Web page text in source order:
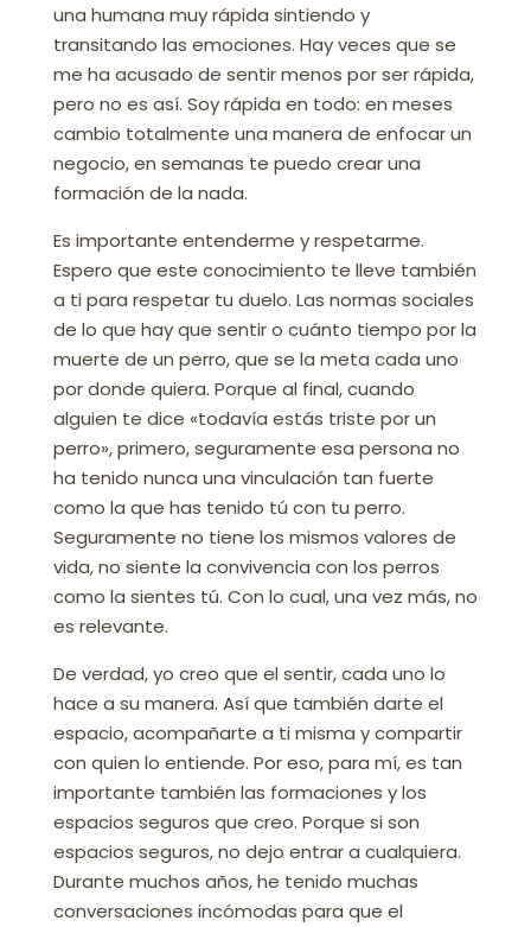
una humana muy rápida sintiendo y
transitando las emociones. Hay veces que se
me ha acusado de sentir menos por ser rápida,
pero no es así. Soy rápida en todo: en meses
cambio totalmente una manera de enfocar un
negocio, en semanas te puedo crear una
formación de la nada.
Es importante entenderme y respetarme.
Espero que este conocimiento te lleve también
a ti para respetar tu duelo. Las normas sociales
de lo que hay que sentir o cuánto tiempo por la
muerte de un perro, que se la meta cada uno
por donde quiera. Porque al final, cuando
alguien te dice «todavía estás triste por un
perro», primero, seguramente esa persona no
ha tenido nunca una vinculación tan fuerte
como la que has tenido tú con tu perro.
Seguramente no tiene los mismos valores de
vida, no siente la convivencia con los perros
como la sientes tú. Con lo cual, una vez más, no
es relevante.
De verdad, yo creo que el sentir, cada uno lo
hace a su manera. Así que también darte el
espacio, acompañarte a ti misma y compartir
con quien lo entiende. Por eso, para mí, es tan
importante también las formaciones y los
espacios seguros que creo. Porque si son
espacios seguros, no dejo entrar a cualquiera.
Durante muchos años, he tenido muchas
conversaciones incómodas para que el